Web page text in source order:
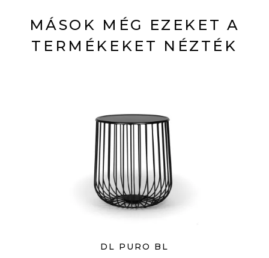
MÁSOK MÉG EZEKET A
TERMÉKEKET NÉZTÉK
DL PURO BL